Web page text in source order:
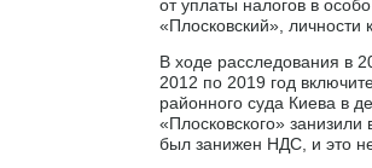
от уплаты налогов в
«Плосковский», личности
В ходе расследования в
2012 по 2019 год
районного суда Киева в
«Плосковского»
был занижен НДС, и это